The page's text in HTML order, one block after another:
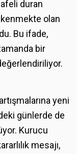
duran
olan
Bu ifade,
bir
yeni
günlerde de
Kurucu
mesajı,